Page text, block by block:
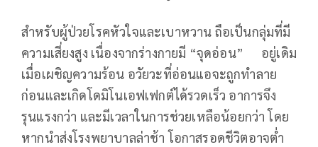
สำหรับผู้ป่วยโรคหัวใจและเบาหวาน ถือเป็นกลุ่มที่มี
ความเสี่ยงสูง เนื่องจากร่างกายมี “จุดอ่อน” อยู่เดิม
เมื่อเผชิญความร้อน อวัยวะที่อ่อนแอจะถูกทำลาย
ก่อนและเกิดโดมิโนเอฟเฟกต์ได้รวดเร็ว อาการจึง
รุนแรงกว่า และมีเวลาในการช่วยเหลือน้อยกว่า โดย
หากนำส่งโรงพยาบาลล่าช้า โอกาสรอดชีวิตอาจต่ำ